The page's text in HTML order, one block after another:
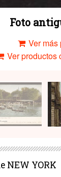
Foto
Ver
Ver productos
NEW YORK